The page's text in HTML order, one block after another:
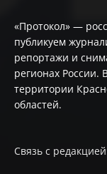
«Протокол» —
публикуем
репортажи и
регионах
территории
областей.
Связь с